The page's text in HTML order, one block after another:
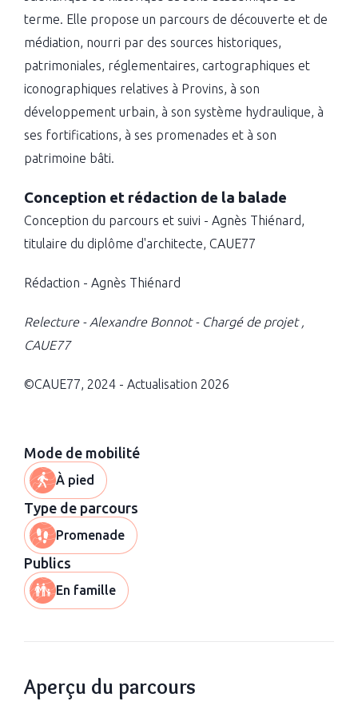
terme. Elle propose un parcours de découverte et de
médiation, nourri par des sources historiques,
patrimoniales, réglementaires, cartographiques et
iconographiques relatives à Provins, à son
développement urbain, à son système hydraulique, à
ses fortifications, à ses promenades et à son
patrimoine bâti.
Conception et rédaction de la balade
Conception du parcours et suivi - Agnès Thiénard,
titulaire du diplôme d'architecte, CAUE77
Rédaction - Agnès Thiénard
Relecture - Alexandre Bonnot - Chargé de projet ,
CAUE77
©CAUE77, 2024 - Actualisation 2026
Mode de mobilité
À pied
Type de parcours
Promenade
Publics
En famille
Aperçu du parcours